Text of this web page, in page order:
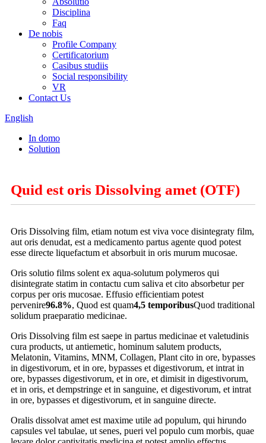
Disciplina
Faq
De nobis
Profile Company
Certificatorium
Casibus studiis
Social responsibility
VR
Contact Us
English
In domo
Solution
Quid est oris Dissolving amet (OTF)
Oris Dissolving film, etiam notum est viva voce disintegraty film,
aut oris denudat, est a medicamento partus agente quod potest
esse directe liquefactum et absorbuit in oris murum mucosae.
Oris solutio films solent ex aqua-solutum polymeros qui
disintegrate statim in contactu cum saliva et cito absorbetur per
corpus per oris mucosae. Effusio efficientiam potest
pervenire96.8%, Quod est quam4,5 temporibusQuod traditional
solidum praeparatio medicinae.
Oris Dissolving film est saepe in partus medicinae et valetudinis
cura products, ut antiemetic, hominum salutem products,
Melatonin, Vitamins, MNM, Collagen, Plant cito in ore, bypasses
in digestivorum, et in ore, bypasses et digestivorum, et intrat in
ore, bypasses digestivorum, et in ore, et dimisit in digestivorum,
et in oris, et dempstringe et in sanguine, et digestivorum, et intrat
in ore, bypasses et digestivorum, et in sanguine directe.
Oralis dissolvat amet est maxime utile ad populum, qui hirundo
capsules vel tabulae, ut senes, pueri vel populo cum morbis, quae